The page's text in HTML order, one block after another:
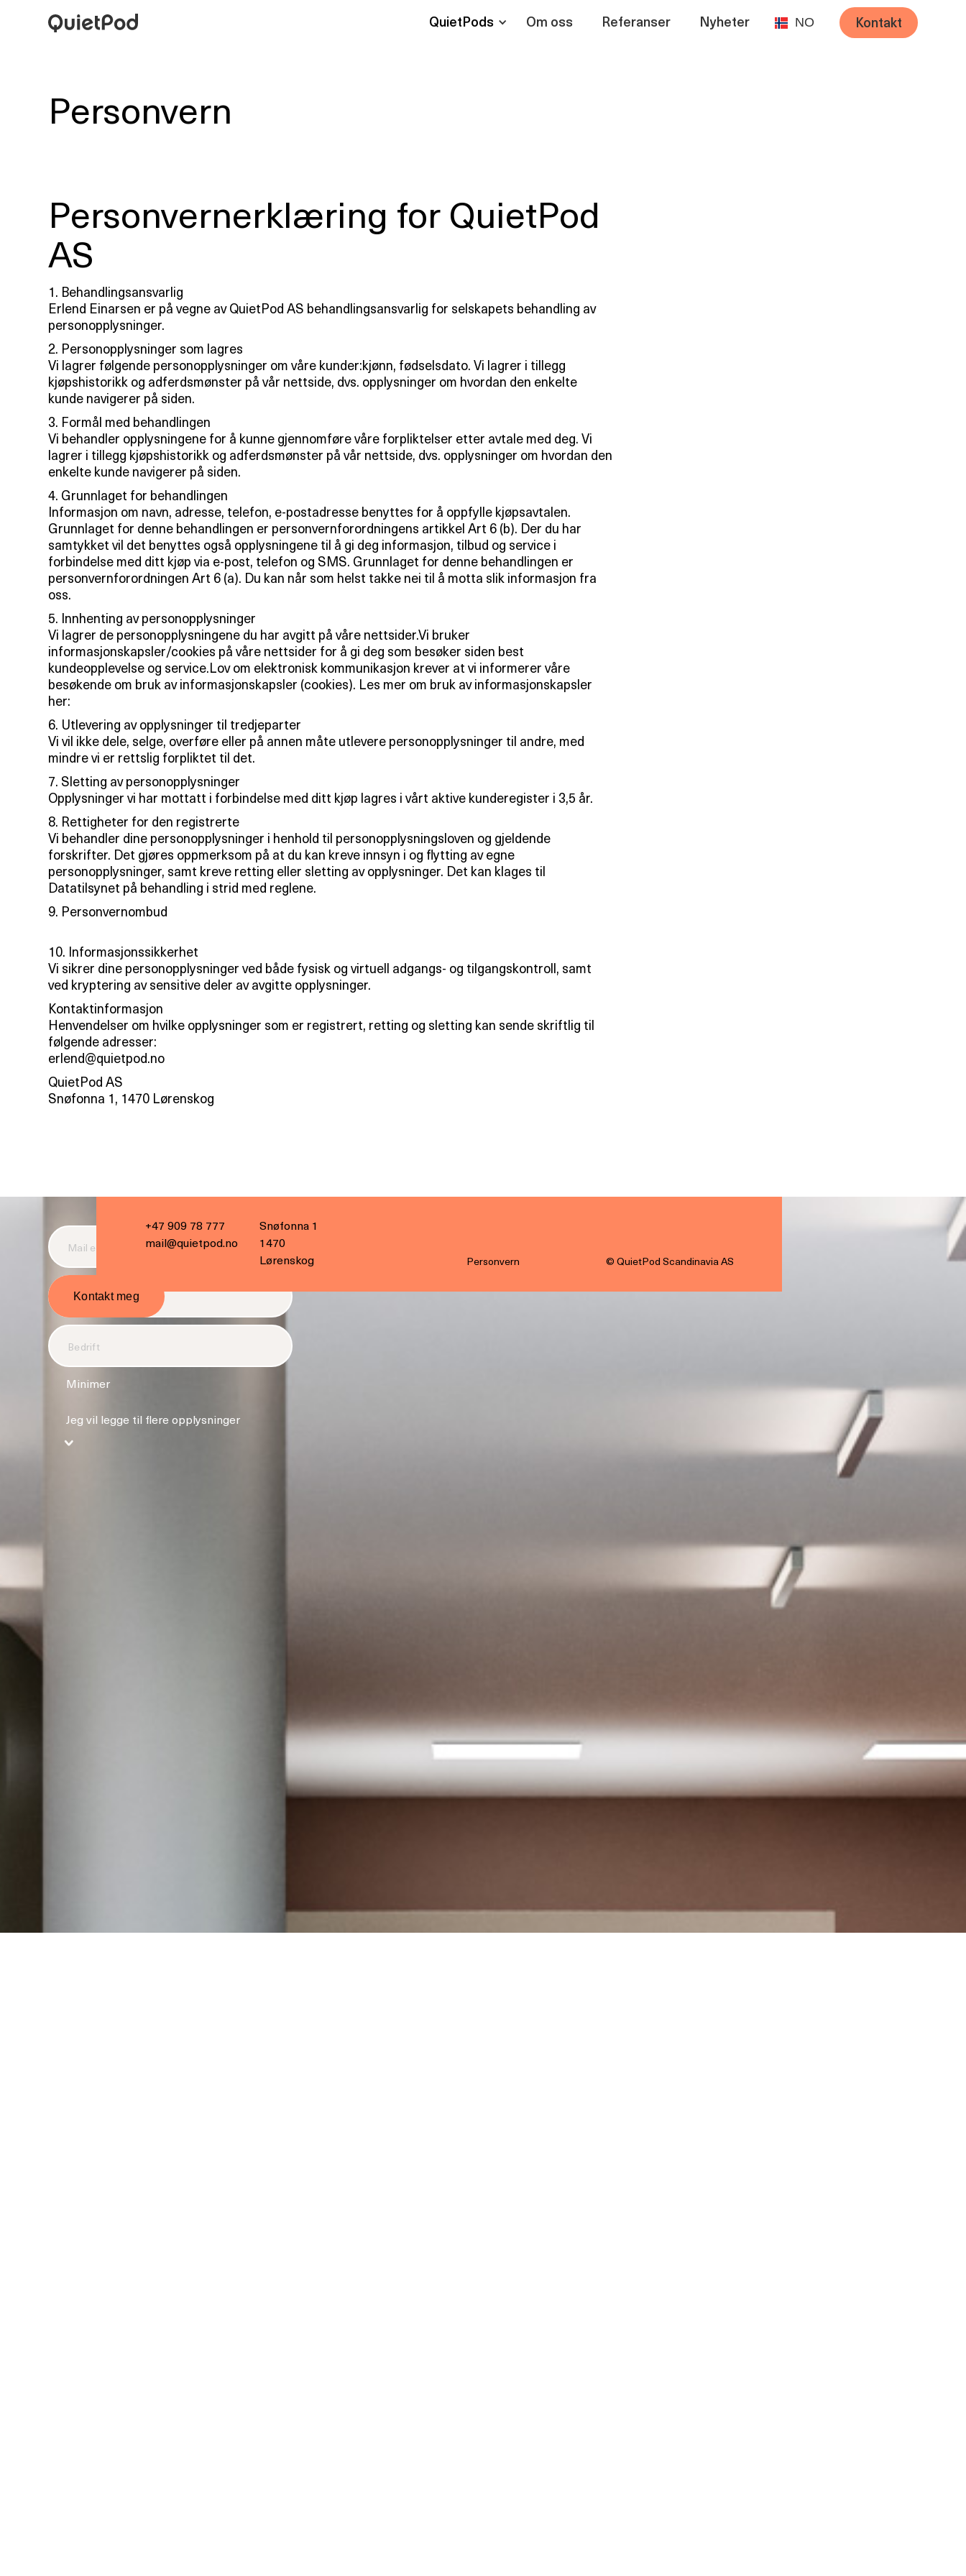
QuietPods Om oss Referanser Nyheter NO Kontakt
Personvern
Personvernerklæring for QuietPod
AS
1. Behandlingsansvarlig
Erlend Einarsen er på vegne av QuietPod AS behandlingsansvarlig for selskapets behandling av
personopplysninger.
2. Personopplysninger som lagres
Vi lagrer følgende personopplysninger om våre kunder:kjønn, fødselsdato. Vi lagrer i tillegg
kjøpshistorikk og adferdsmønster på vår nettside, dvs. opplysninger om hvordan den enkelte
kunde navigerer på siden.
3. Formål med behandlingen
Vi behandler opplysningene for å kunne gjennomføre våre forpliktelser etter avtale med deg. Vi
lagrer i tillegg kjøpshistorikk og adferdsmønster på vår nettside, dvs. opplysninger om hvordan den
enkelte kunde navigerer på siden.
4. Grunnlaget for behandlingen
Informasjon om navn, adresse, telefon, e-postadresse benyttes for å oppfylle kjøpsavtalen.
Grunnlaget for denne behandlingen er personvernforordningens artikkel Art 6 (b). Der du har
samtykket vil det benyttes også opplysningene til å gi deg informasjon, tilbud og service i
forbindelse med ditt kjøp via e-post, telefon og SMS. Grunnlaget for denne behandlingen er
personvernforordningen Art 6 (a). Du kan når som helst takke nei til å motta slik informasjon fra
oss.
5. Innhenting av personopplysninger
Vi lagrer de personopplysningene du har avgitt på våre nettsider.Vi bruker
informasjonskapsler/cookies på våre nettsider for å gi deg som besøker siden best
kundeopplevelse og service.Lov om elektronisk kommunikasjon krever at vi informerer våre
besøkende om bruk av informasjonskapsler (cookies). Les mer om bruk av informasjonskapsler
her:
6. Utlevering av opplysninger til tredjeparter
Vi vil ikke dele, selge, overføre eller på annen måte utlevere personopplysninger til andre, med
mindre vi er rettslig forpliktet til det.
7. Sletting av personopplysninger
Opplysninger vi har mottatt i forbindelse med ditt kjøp lagres i vårt aktive kunderegister i 3,5 år.
8. Rettigheter for den registrerte
Vi behandler dine personopplysninger i henhold til personopplysningsloven og gjeldende
forskrifter. Det gjøres oppmerksom på at du kan kreve innsyn i og flytting av egne
personopplysninger, samt kreve retting eller sletting av opplysninger. Det kan klages til
Datatilsynet på behandling i strid med reglene.
9. Personvernombud
10. Informasjonssikkerhet
Vi sikrer dine personopplysninger ved både fysisk og virtuell adgangs- og tilgangskontroll, samt
ved kryptering av sensitive deler av avgitte opplysninger.
Kontaktinformasjon
Henvendelser om hvilke opplysninger som er registrert, retting og sletting kan sende skriftlig til
følgende adresser:
erlend@quietpod.no
QuietPod AS
Snøfonna 1, 1470 Lørenskog
Minimer
Jeg vil legge til flere opplysninger
+47 909 78 777
mail@quietpod.no
Snøfonna 1
1470
Lørenskog
Personvern © QuietPod Scandinavia AS